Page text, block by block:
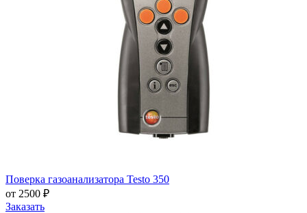
Поверка газоанализатора Testo 350
от 2500 ₽
Заказать